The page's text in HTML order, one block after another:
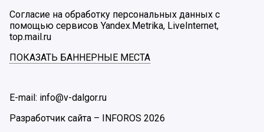
Согласие на обработку персональных данных с
помощью сервисов Yandex.Metrika, LiveInternet,
top.mail.ru
ПОКАЗАТЬ БАННЕРНЫЕ МЕСТА
E-mail: info@v-dalgor.ru
Разработчик сайта – INFOROS 2026